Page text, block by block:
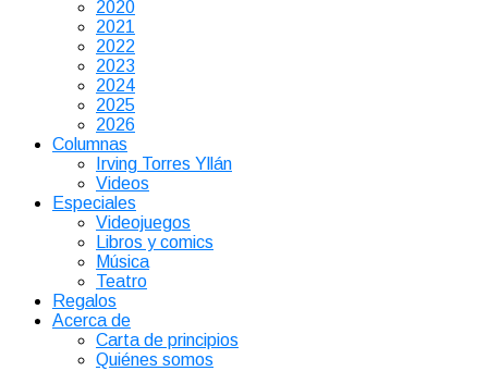
2020
2021
2022
2023
2024
2025
2026
Columnas
Irving Torres Yllán
Videos
Especiales
Videojuegos
Libros y comics
Música
Teatro
Regalos
Acerca de
Carta de principios
Quiénes somos